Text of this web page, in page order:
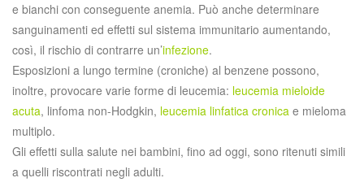
e bianchi con conseguente anemia. Può anche determinare
sanguinamenti ed effetti sul sistema immunitario aumentando,
così, il rischio di contrarre un’infezione.
Esposizioni a lungo termine (croniche) al benzene possono,
inoltre, provocare varie forme di leucemia: leucemia mieloide
acuta, linfoma non-Hodgkin, leucemia linfatica cronica e mieloma
multiplo.
Gli effetti sulla salute nei bambini, fino ad oggi, sono ritenuti simili
a quelli riscontrati negli adulti.